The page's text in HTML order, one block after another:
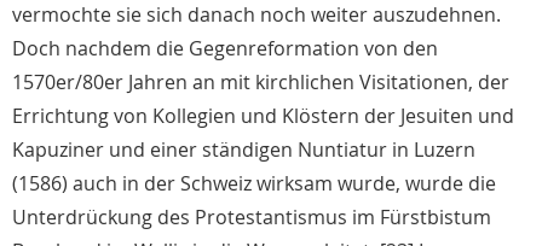
vermochte sie sich danach noch weiter auszudehnen.
Doch nachdem die Gegenreformation von den
1570er/80er Jahren an mit kirchlichen Visitationen, der
Errichtung von Kollegien und Klöstern der Jesuiten und
Kapuziner und einer ständigen Nuntiatur in Luzern
(1586) auch in der Schweiz wirksam wurde, wurde die
Unterdrückung des Protestantismus im Fürstbistum